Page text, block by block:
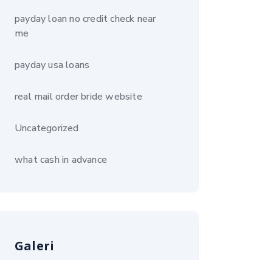
payday loan no credit check near
me
payday usa loans
real mail order bride website
Uncategorized
what cash in advance
Galeri